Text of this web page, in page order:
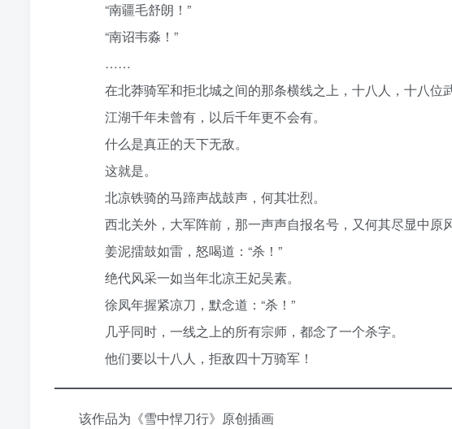
“南疆毛舒朗！”
“南诏韦淼！”
……
在北莽骑军和拒北城之间的那条横线之上，十八人，十八位
江湖千年未曾有，以后千年更不会有。
什么是真正的天下无敌。
这就是。
北凉铁骑的马蹄声战鼓声，何其壮烈。
西北关外，大军阵前，那一声声自报名号，又何其尽显中原
姜泥擂鼓如雷，怒喝道：“杀！”
绝代风采一如当年北凉王妃吴素。
徐凤年握紧凉刀，默念道：“杀！”
几乎同时，一线之上的所有宗师，都念了一个杀字。
他们要以十八人，拒敌四十万骑军！
该作品为《雪中悍刀行》原创插画